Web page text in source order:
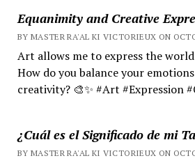
Equanimity and Creative
BY MASTER RA'AL KI VICTORIEUX ON
Art allows me to express the world
How do you balance your
creativity? 🎨✨ #Art #Expression
¿Cuál es el Significado de mi
BY MASTER RA'AL KI VICTORIEUX ON